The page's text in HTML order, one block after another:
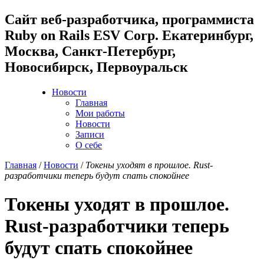
Cайт веб-разработчика, программиста
Ruby on Rails ESV Corp. Екатеринбург,
Москва, Санкт-Петербург,
Новосибирск, Первоуральск
Новости
Главная
Мои работы
Новости
Записи
О себе
Главная /Новости / Токены уходят в прошлое. Rust-
разработчики теперь будут спать спокойнее
Токены уходят в прошлое.
Rust-разработчики теперь
будут спать спокойнее